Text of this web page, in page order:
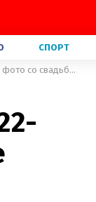
СПОРТ
Платье с миллионами жемчужин и 22-метровая вуаль: появились первые фото со свадьбы Приянки Чопры